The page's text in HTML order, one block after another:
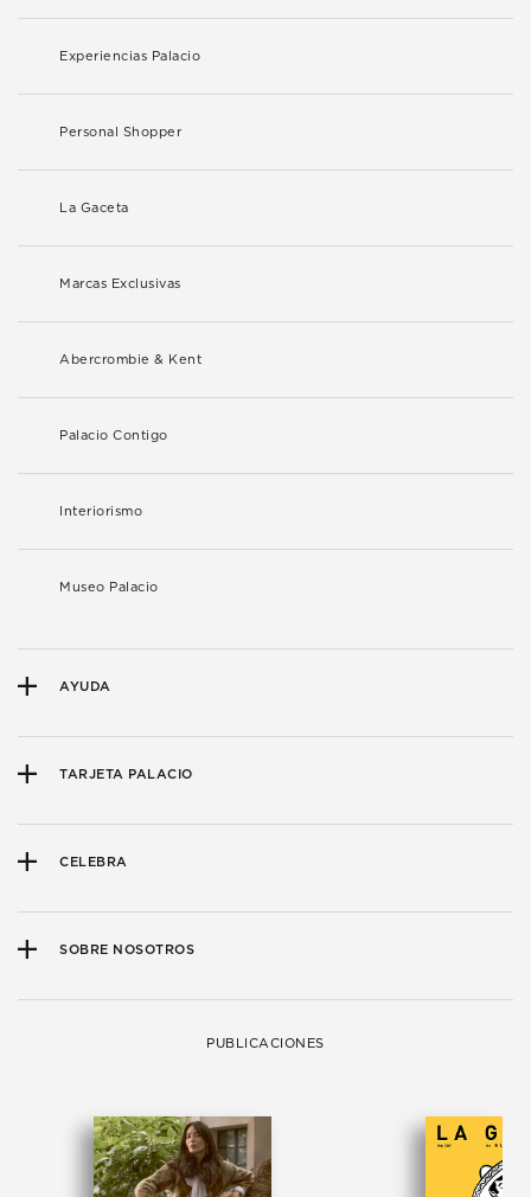
Experiencias Palacio
Personal Shopper
La Gaceta
Marcas Exclusivas
Abercrombie & Kent
Palacio Contigo
Interiorismo
Museo Palacio
AYUDA
TARJETA PALACIO
CELEBRA
SOBRE NOSOTROS
PUBLICACIONES